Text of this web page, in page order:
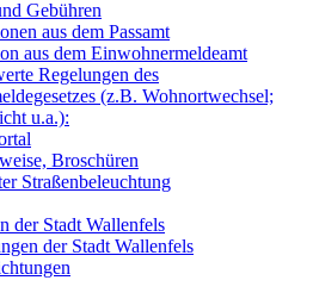
Gebühren
aus dem Passamt
aus dem Einwohnermeldeamt
Regelungen des
(z.B. Wohnortwechsel;
u.a.):
Broschüren
Straßenbeleuchtung
der Stadt Wallenfels
der Stadt Wallenfels